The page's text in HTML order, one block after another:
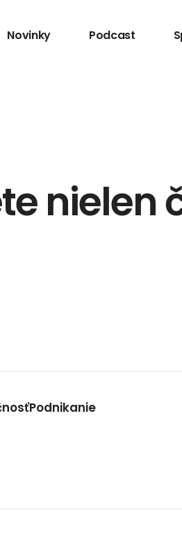
Novinky Podcast
nielen
Podnikanie